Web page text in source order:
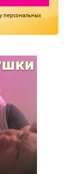
персональных